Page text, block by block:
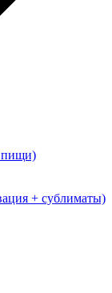
пищи)
+ сублиматы)